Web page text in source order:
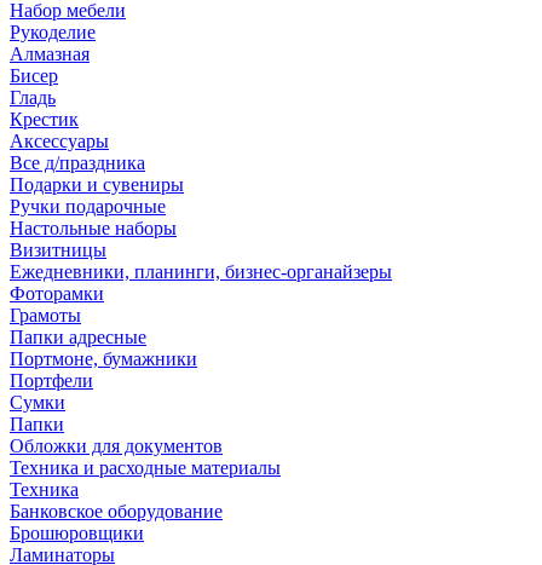
Набор мебели
Рукоделие
Алмазная
Бисер
Гладь
Крестик
Аксессуары
Все д/праздника
Подарки и сувениры
Ручки подарочные
Настольные наборы
Визитницы
Ежедневники, планинги, бизнес-органайзеры
Фоторамки
Грамоты
Папки адресные
Портмоне, бумажники
Портфели
Сумки
Папки
Обложки для документов
Техника и расходные материалы
Техника
Банковское оборудование
Брошюровщики
Ламинаторы